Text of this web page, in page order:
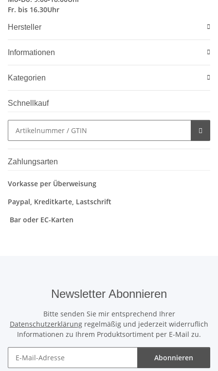
Fr. bis 16.30Uhr
Hersteller
Informationen
Kategorien
Schnellkauf
Zahlungsarten
Vorkasse per Überweisung
Paypal, Kreditkarte, Lastschrift
Bar oder EC-Karten
Newsletter Abonnieren
Bitte senden Sie mir entsprechend Ihrer
Datenschutzerklärung regelmäßig und jederzeit widerruflich
Informationen zu Ihrem Produktsortiment per E-Mail zu.
Abonnieren